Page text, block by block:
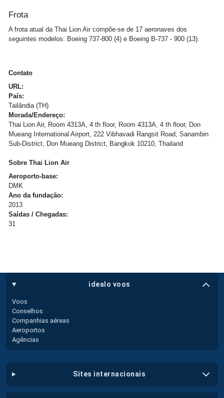
Frota
A frota atual da Thai Lion Air compõe-se de 17 aeronaves dos
seguintes modelos: Boeing 737-800 (4) e Boeing B-737 - 900 (13).
Contato
URL:
País:
Tailândia (TH)
Morada/Endereço:
Thai Lion Air, Room 4313A, 4 th floor, Room 4313A, 4 th floor, Don
Mueang International Airport, 222 Vibhavadi Rangsit Road, Sanambin
Sub-District, Don Mueang District, Bangkok 10210, Thailand
Sobre Thai Lion Air
Aeroporto-base:
DMK
Ano da fundação:
2013
Saídas / Chegadas:
31
idealo voos
Voos
Conselhos
Companhias aéreas
Aeroportos
Agências
sites internacionais